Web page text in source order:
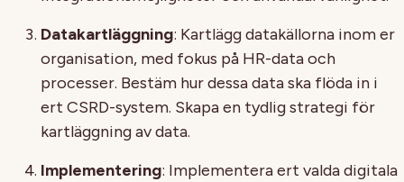
Datakartläggning: Kartlägg datakällorna inom er
organisation, med fokus på HR-data och
processer. Bestäm hur dessa data ska flöda in i
ert CSRD-system. Skapa en tydlig strategi för
kartläggning av data.
Implementering: Implementera ert valda digitala